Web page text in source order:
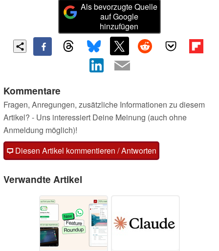
Als bevorzugte Quelle
auf Google
hinzufügen
Kommentare
Fragen, Anregungen, zusätzliche Informationen zu diesem
Artikel? - Uns interessiert Deine Meinung (auch ohne
Anmeldung möglich)!
Diesen Artikel kommentieren / Antworten
Verwandte Artikel